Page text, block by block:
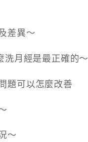
差異～
月經是最正確的～
題可以怎麼改善
～